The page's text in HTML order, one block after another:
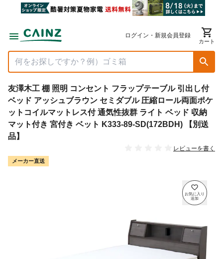
ログイン・新規会員登録
カート
友澤木工 棚 照明 コンセント フラップテーブル 引出し付
ベッド アッシュブラウン セミダブル 圧縮ロール両面ポケ
ットコイルマットレス付 通気性抜群 ライト ベッド 収納
マット付き 宮付き ベット K333-89-SD(172BDH) 【別送
品】
レビューを書く
メーカー直送